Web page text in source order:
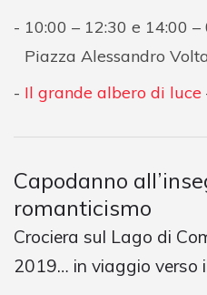
10:00 – 12:30 e 14:00 –
Piazza Alessandro
Il grande albero di luce
Capodanno
romanticismo
Crociera sul Lago di
2019… in viaggio verso